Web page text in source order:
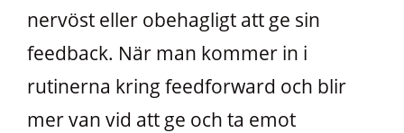
nervöst eller obehagligt att ge sin
feedback. När man kommer in i
rutinerna kring feedforward och blir
mer van vid att ge och ta emot